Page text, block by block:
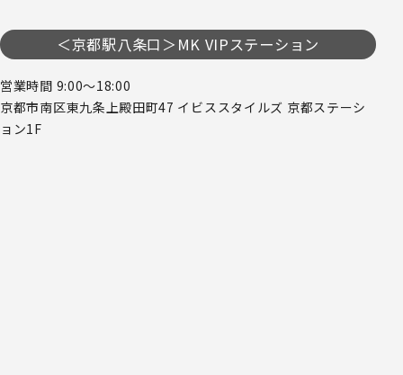
＜京都駅八条口＞MK VIPステーション
営業時間 9:00～18:00
京都市南区東九条上殿田町47 イビススタイルズ 京都ステーシ
ョン1F